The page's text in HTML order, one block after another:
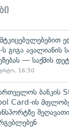
ს გიგა ავალიანის
— საქმის
16:50
ბანკის
Card-ის